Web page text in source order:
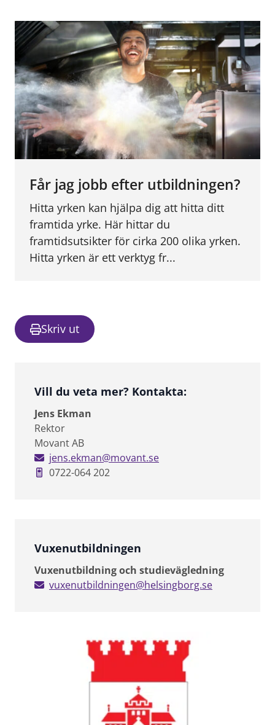
Får jag jobb efter utbildningen?
Hitta yrken kan hjälpa dig att hitta ditt
framtida yrke. Här hittar du
framtidsutsikter för cirka 200 olika yrken.
Hitta yrken är ett verktyg fr...
Skriv ut
Vill du veta mer? Kontakta:
Jens Ekman
Rektor
Movant AB
jens.ekman@movant.se
0722-064 202
Vuxenutbildningen
Vuxenutbildning och studievägledning
vuxenutbildningen@helsingborg.se